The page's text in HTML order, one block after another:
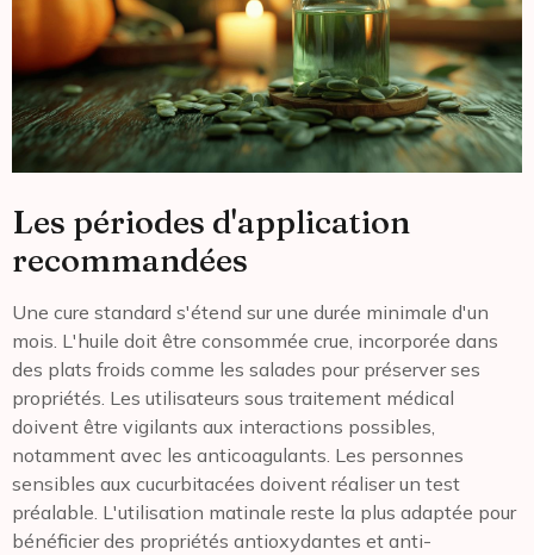
Les périodes d'application
recommandées
Une cure standard s'étend sur une durée minimale d'un
mois. L'huile doit être consommée crue, incorporée dans
des plats froids comme les salades pour préserver ses
propriétés. Les utilisateurs sous traitement médical
doivent être vigilants aux interactions possibles,
notamment avec les anticoagulants. Les personnes
sensibles aux cucurbitacées doivent réaliser un test
préalable. L'utilisation matinale reste la plus adaptée pour
bénéficier des propriétés antioxydantes et anti-